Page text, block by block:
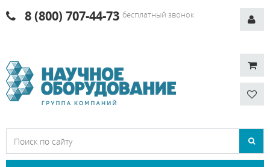
8 (800) 707-44-73 бесплатный звонок